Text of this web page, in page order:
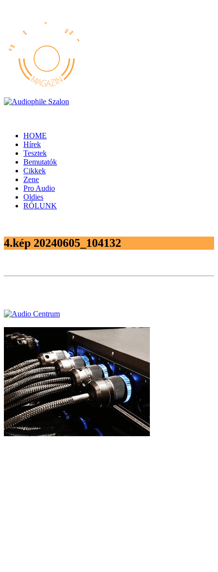
HOME
Hírek
Tesztek
Bemutatók
Cikkek
Zene
Pro Audio
Oldies
RÓLUNK
4.kép 20240605_104132